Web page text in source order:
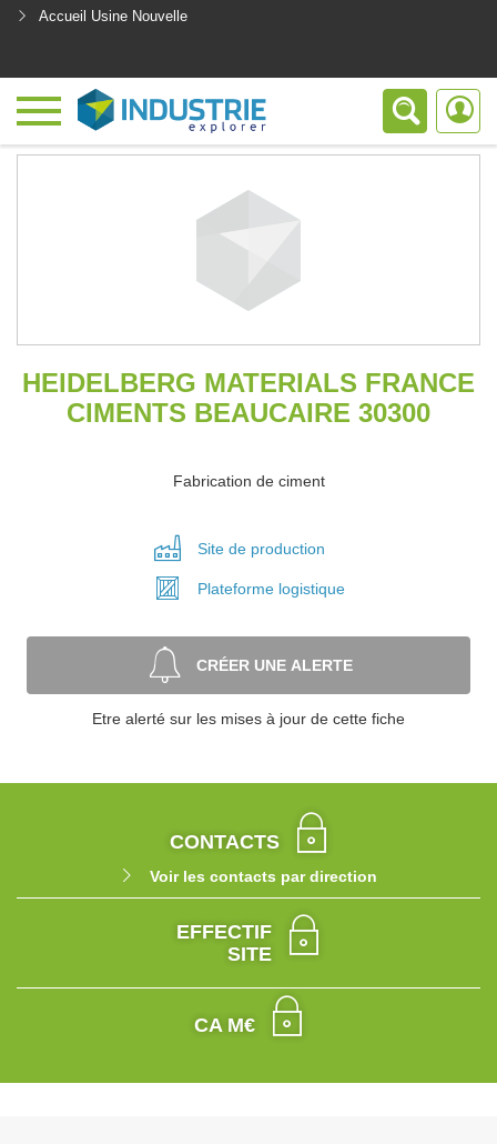
Accueil Usine Nouvelle
HEIDELBERG MATERIALS FRANCE
CIMENTS BEAUCAIRE 30300
Fabrication de ciment
Site de production
Plateforme logistique
CRÉER UNE ALERTE
Etre alerté sur les mises à jour de cette fiche
CONTACTS
Voir les contacts par direction
EFFECTIF
SITE
CA M€